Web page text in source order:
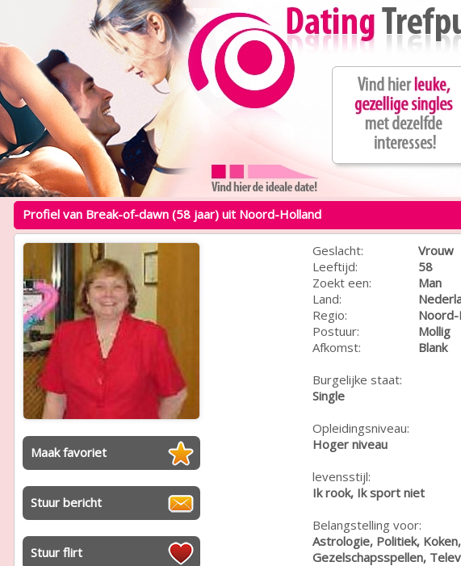
Profiel van Break-of-dawn (58 jaar) uit Noord-Holland
Maak favoriet
Stuur bericht
Stuur flirt
Geslacht:
Vrouw
Leeftijd:
58
Zoekt een:
Man
Land:
Regio:
Postuur:
Mollig
Afkomst:
Blank
Burgelijke staat:
Single
Opleidingsniveau:
Hoger niveau
levensstijl:
Ik rook, Ik sport niet
Belangstelling voor:
Astrologie, Politiek,
Gezelschapsspellen,